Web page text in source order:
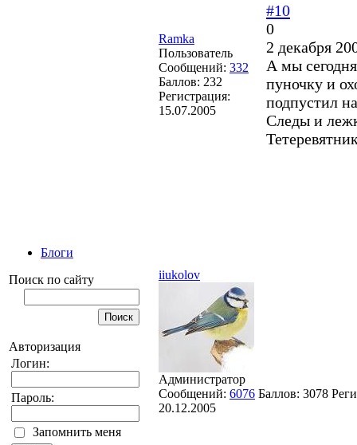
Блоги
Поиск по сайту
Авторизация
Логин:
Пароль:
Запомнить меня
Ramka
Пользователь
Сообщений: 332
Баллов: 232
Регистрация:
15.07.2005
#10
0
2 декабря
А мы
пуночку и
подпустил
Следы и
iiukolov
Администратор
Сообщений: 6076 Баллов: 3078
20.12.2005